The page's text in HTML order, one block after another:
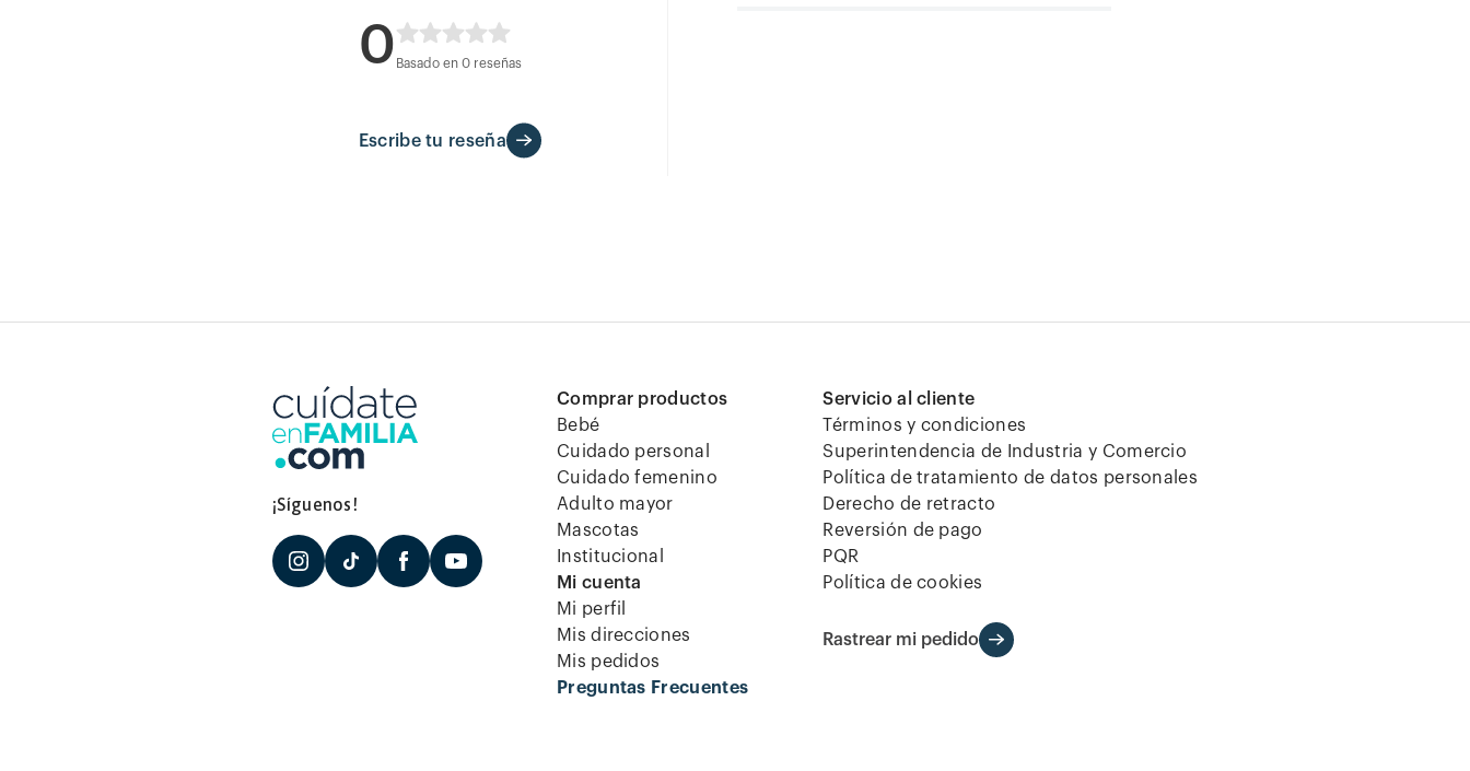
0 Basado en 0 reseñas
Escribe tu reseña
¡Síguenos!
Comprar productos
Bebé
Cuidado personal
Cuidado femenino
Adulto mayor
Mascotas
Institucional
Mi cuenta
Mi perfil
Mis direcciones
Mis pedidos
Preguntas Frecuentes
Servicio al cliente
Términos y condiciones
Superintendencia de Industria y Comercio
Política de tratamiento de datos personales
Derecho de retracto
Reversión de pago
PQR
Política de cookies
Rastrear mi pedido